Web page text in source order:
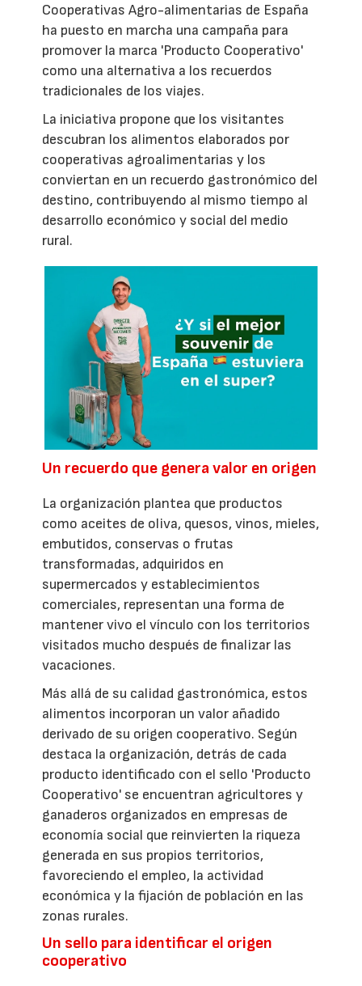
Cooperativas Agro-alimentarias de España
ha puesto en marcha una campaña para
promover la marca 'Producto Cooperativo'
como una alternativa a los recuerdos
tradicionales de los viajes.
La iniciativa propone que los visitantes
descubran los alimentos elaborados por
cooperativas agroalimentarias y los
conviertan en un recuerdo gastronómico del
destino, contribuyendo al mismo tiempo al
desarrollo económico y social del medio
rural.
Un recuerdo que genera valor en origen
La organización plantea que productos
como aceites de oliva, quesos, vinos, mieles,
embutidos, conservas o frutas
transformadas, adquiridos en
supermercados y establecimientos
comerciales, representan una forma de
mantener vivo el vínculo con los territorios
visitados mucho después de finalizar las
vacaciones.
Más allá de su calidad gastronómica, estos
alimentos incorporan un valor añadido
derivado de su origen cooperativo. Según
destaca la organización, detrás de cada
producto identificado con el sello 'Producto
Cooperativo' se encuentran agricultores y
ganaderos organizados en empresas de
economía social que reinvierten la riqueza
generada en sus propios territorios,
favoreciendo el empleo, la actividad
económica y la fijación de población en las
zonas rurales.
Un sello para identificar el origen
cooperativo